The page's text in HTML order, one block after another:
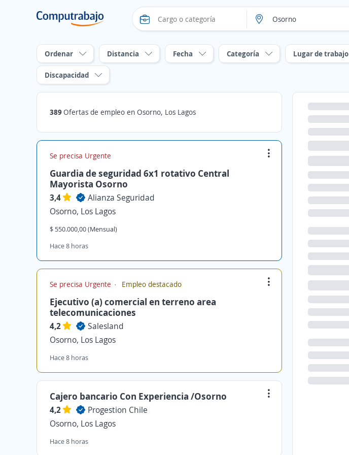
Ordenar Distancia Fecha Categoría Lugar de trabajo
Discapacidad
389 Ofertas de empleo en Osorno, Los Lagos
Se precisa Urgente
Guardia de seguridad 6x1 rotativo Central
Mayorista Osorno
3,4
Alianza Seguridad
Osorno, Los Lagos
$ 550.000,00 (Mensual)
Hace 8 horas
Se precisa Urgente Empleo destacado
Ejecutivo (a) comercial en terreno area
telecomunicaciones
4,2
Salesland
Osorno, Los Lagos
Hace 8 horas
Cajero bancario Con Experiencia /Osorno
4,2
Progestion Chile
Osorno, Los Lagos
Hace 8 horas